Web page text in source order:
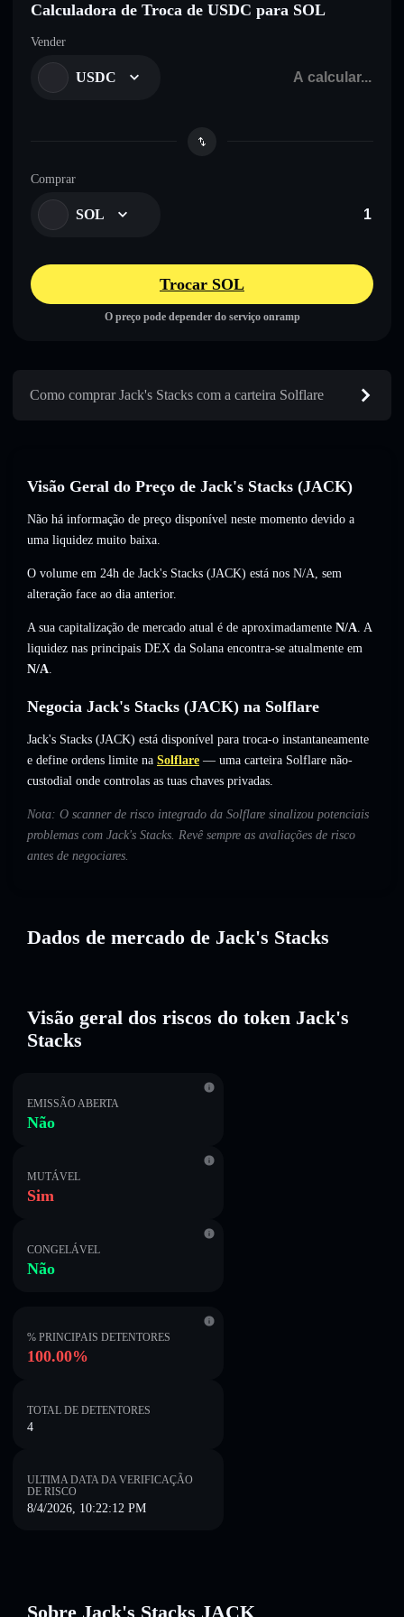
Calculadora de Troca de USDC para SOL
Vender
USDC
Comprar
SOL
Trocar SOL
O preço pode depender do serviço onramp
Como comprar Jack's Stacks com a carteira Solflare
Visão Geral do Preço de Jack's Stacks (JACK)
Não há informação de preço disponível neste momento devido a
uma liquidez muito baixa.
O volume em 24h de Jack's Stacks (JACK) está nos N/A, sem
alteração face ao dia anterior.
A sua capitalização de mercado atual é de aproximadamente N/A. A
liquidez nas principais DEX da Solana encontra-se atualmente em
N/A.
Negocia Jack's Stacks (JACK) na Solflare
Jack's Stacks (JACK) está disponível para troca-o instantaneamente
e define ordens limite na Solflare — uma carteira Solflare não-
custodial onde controlas as tuas chaves privadas.
Nota: O scanner de risco integrado da Solflare sinalizou potenciais
problemas com Jack's Stacks. Revê sempre as avaliações de risco
antes de negociares.
Dados de mercado de Jack's Stacks
Visão geral dos riscos do token Jack's
Stacks
EMISSÃO ABERTA
Não
MUTÁVEL
Sim
CONGELÁVEL
Não
% PRINCIPAIS DETENTORES
100.00%
TOTAL DE DETENTORES
4
ULTIMA DATA DA VERIFICAÇÃO
DE RISCO
8/4/2026, 10:22:12 PM
Sobre Jack's Stacks JACK